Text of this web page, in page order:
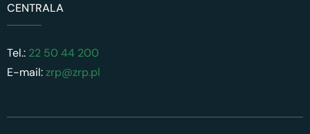
CENTRALA
Tel.: 22 50 44 200
E-mail:zrp@zrp.pl